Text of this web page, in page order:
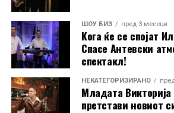
ШОУ БИЗ пред 3 месеци
Кога ќе се спојат
Спасе Антевски
спектакл!
НЕКАТЕГОРИЗИРАНО
Младата
претстави новиот